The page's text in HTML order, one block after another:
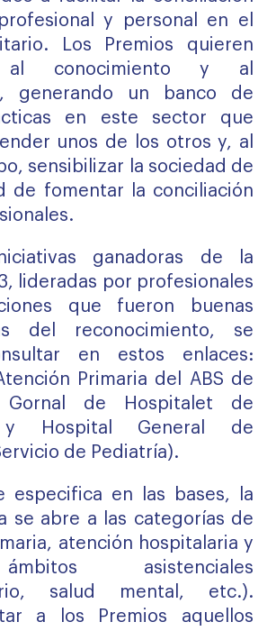
y personal en el
Los Premios quieren
al conocimiento y al
generando un banco de
en este sector que
unos de los otros y, al
sensibilizar la sociedad de
de fomentar la conciliación
ganadoras de la
lideradas por profesionales
que fueron buenas
del reconocimiento, se
en estos enlaces:
Primaria del ABS de
Gornal de Hospitalet de
Hospital General de
de Pediatría).
especifica en las bases, la
se abre a las categorías de
atención hospitalaria y
asistenciales
salud mental, etc.).
a los Premios aquellos